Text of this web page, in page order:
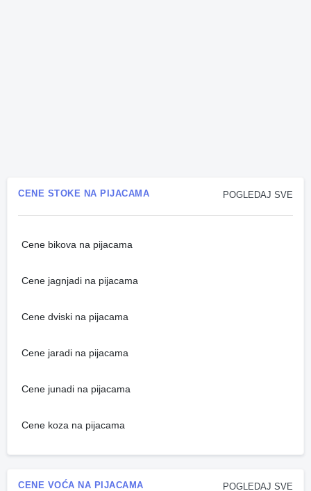
POGLEDAJ SVE
CENE STOKE NA PIJACAMA
Cene bikova na pijacama
Cene jagnjadi na pijacama
Cene dviski na pijacama
Cene jaradi na pijacama
Cene junadi na pijacama
Cene koza na pijacama
POGLEDAJ SVE
CENE VOĆA NA PIJACAMA